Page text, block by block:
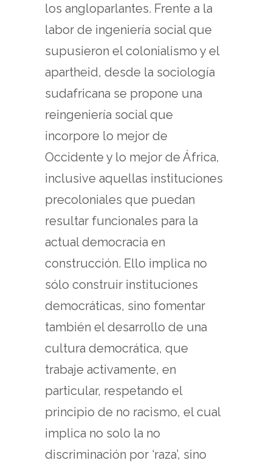
los angloparlantes. Frente a la
labor de ingeniería social que
supusieron el colonialismo y el
apartheid, desde la sociología
sudafricana se propone una
reingeniería social que
incorpore lo mejor de
Occidente y lo mejor de África,
inclusive aquellas instituciones
precoloniales que puedan
resultar funcionales para la
actual democracia en
construcción. Ello implica no
sólo construir instituciones
democráticas, sino fomentar
también el desarrollo de una
cultura democrática, que
trabaje activamente, en
particular, respetando el
principio de no racismo, el cual
implica no solo la no
discriminación por ‘raza’, sino